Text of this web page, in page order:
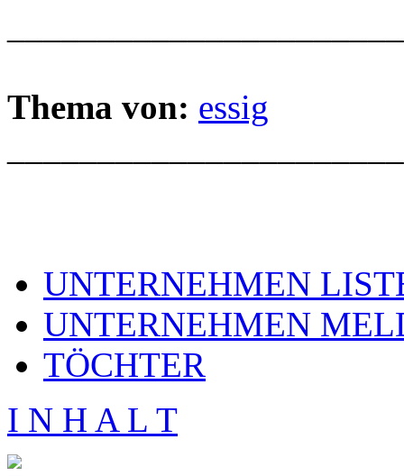
Thema von: essig
UNTERNEHMEN
UNTERNEHMEN
TÖCHTER
I N H A L T